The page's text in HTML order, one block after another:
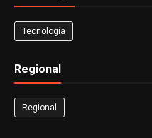
Tecnología
Regional
Regional